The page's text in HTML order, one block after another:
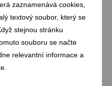
zaznamenává cookies,
textový soubor, který se
stejnou stránku
souboru se načte
relevantní informace a
111